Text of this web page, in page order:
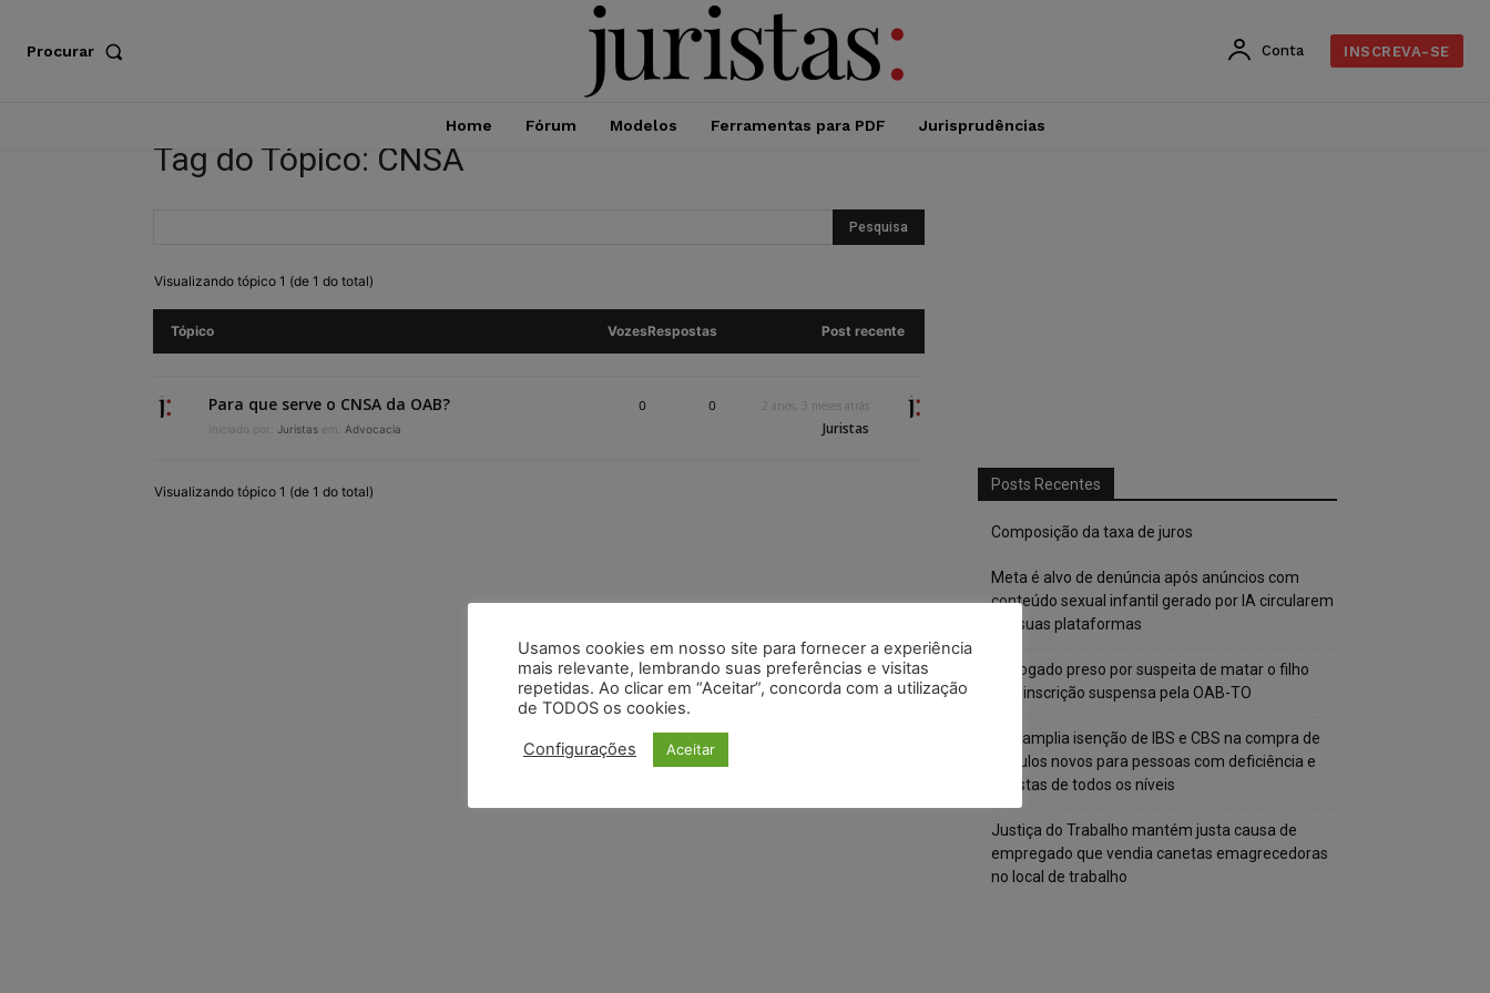
Procurar Conta INSCREVA-SE
Home Fórum Modelos Ferramentas para PDF Jurisprudências
Tag do Tópico: CNSA
Visualizando tópico 1 (de 1 do total)
Tópico VozesRespostas Post recente
Para que serve o CNSA da OAB?
Iniciado por: Juristas em: Advocacia
0 0 2 anos, 3 meses atrás
Juristas
Visualizando tópico 1 (de 1 do total) Posts Recentes
Composição da taxa de juros
Meta é alvo de denúncia após anúncios com
conteúdo sexual infantil gerado por IA circularem
em suas plataformas
Advogado preso por suspeita de matar o filho
tem inscrição suspensa pela OAB-TO
STF amplia isenção de IBS e CBS na compra de
veículos novos para pessoas com deficiência e
autistas de todos os níveis
Justiça do Trabalho mantém justa causa de
empregado que vendia canetas emagrecedoras
no local de trabalho
Usamos cookies em nosso site para fornecer a experiência
mais relevante, lembrando suas preferências e visitas
repetidas. Ao clicar em “Aceitar”, concorda com a utilização
de TODOS os cookies.
Configurações Aceitar